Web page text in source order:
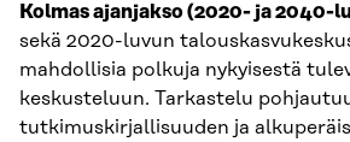
Kolmas ajanjakso (2020- ja 2040-
sekä 2020-luvun
mahdollisia polkuja nykyisestä
keskusteluun. Tarkastelu
tutkimuskirjallisuuden ja